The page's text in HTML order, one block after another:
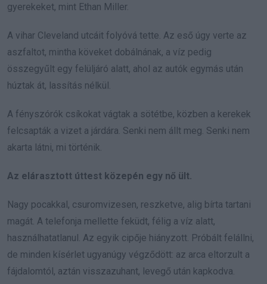
gyerekeket, mint Ethan Miller.
A vihar Cleveland utcáit folyóvá tette. Az eső úgy verte az
aszfaltot, mintha köveket dobálnának, a víz pedig
összegyűlt egy felüljáró alatt, ahol az autók egymás után
húztak át, lassítás nélkül.
A fényszórók csíkokat vágtak a sötétbe, közben a kerekek
felcsapták a vizet a járdára. Senki nem állt meg. Senki nem
akarta látni, mi történik.
Az elárasztott úttest közepén egy nő ült.
Nagy pocakkal, csuromvizesen, reszketve, alig bírta tartani
magát. A telefonja mellette feküdt, félig a víz alatt,
használhatatlanul. Az egyik cipője hiányzott. Próbált felállni,
de minden kísérlet ugyanúgy végződött: az arca eltorzult a
fájdalomtól, aztán visszazuhant, levegő után kapkodva.